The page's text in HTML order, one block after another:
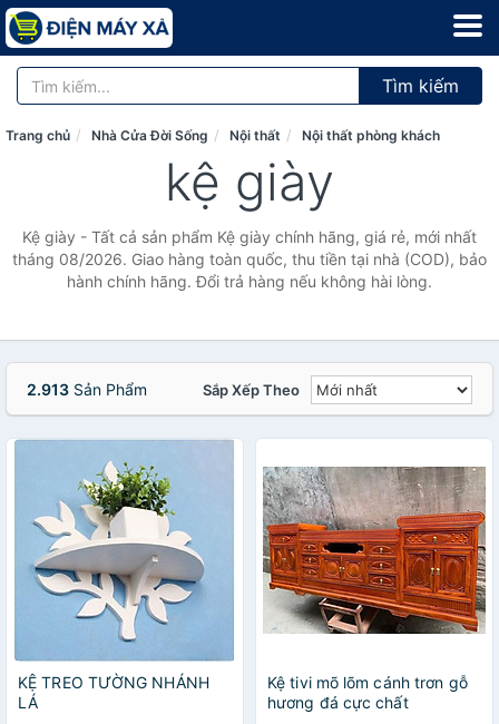
Tìm kiếm
Trang chủ Nhà Cửa Đời Sống Nội thất Nội thất phòng khách
kệ giày
Kệ giày - Tất cả sản phẩm Kệ giày chính hãng, giá rẻ, mới nhất
tháng 08/2026. Giao hàng toàn quốc, thu tiền tại nhà (COD), bảo
hành chính hãng. Đổi trả hàng nếu không hài lòng.
2.913 Sản Phẩm Sắp Xếp Theo
KỆ TREO TƯỜNG NHÁNH
LÁ
Kệ tivi mõ lõm cánh trơn gỗ
hương đá cực chất